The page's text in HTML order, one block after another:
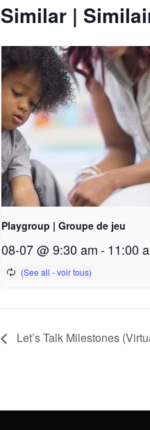
Similar |
Playgroup | Groupe de jeu
08-07 @ 9:30 am-11:00
Let’s Talk Milestones